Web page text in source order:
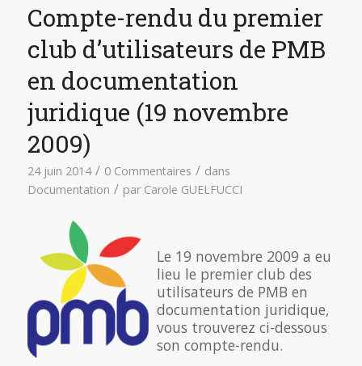
Compte-rendu du premier
club d’utilisateurs de PMB
en documentation
juridique (19 novembre
2009)
24 juin 2014 / 0 Commentaires / dans
Documentation / par Carole GUELFUCCI
Le 19 novembre 2009 a eu
lieu le premier club des
utilisateurs de PMB en
documentation juridique,
vous trouverez ci-dessous
son compte-rendu.